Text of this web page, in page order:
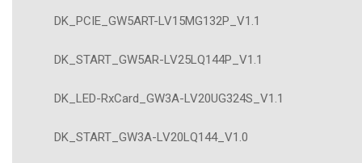
DK_PCIE_GW5ART-LV15MG132P_V1.1
DK_START_GW5AR-LV25LQ144P_V1.1
DK_LED-RxCard_GW3A-LV20UG324S_V1.1
DK_START_GW3A-LV20LQ144_V1.0